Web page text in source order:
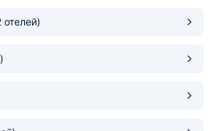
ходьбы.
и Софийский собор
называют Детинцем. Первое
в летописи под 1044 годом.
свободный. Сразу перед вами
России, открытый в 1862 году. Его
(12 отелей)